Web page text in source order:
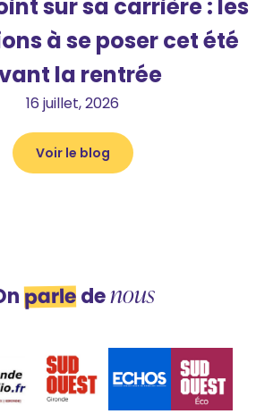
sur sa carrière : les
à se poser cet été
la rentrée
16 juillet, 2026
Voir le blog
parledenous